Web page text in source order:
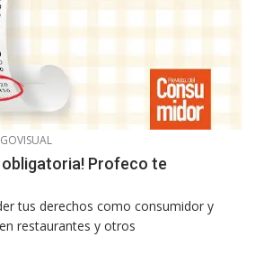
obligatoria! Profeco te
tus derechos como consumidor y
restaurantes y otros